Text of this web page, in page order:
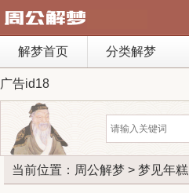
解梦首页 分类解梦
广告id18
当前位置： 周公解梦 > 梦见年糕